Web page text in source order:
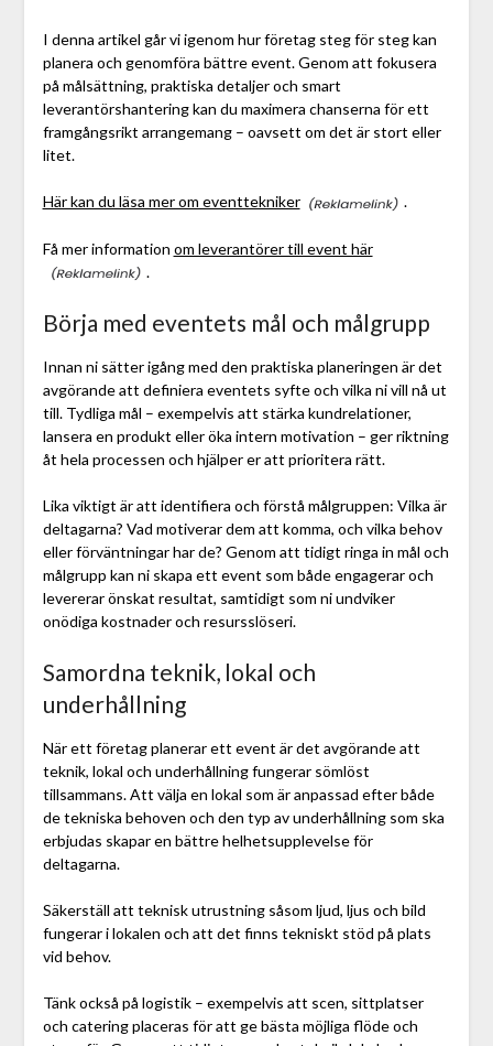
I denna artikel går vi igenom hur företag steg för steg kan
planera och genomföra bättre event. Genom att fokusera
på målsättning, praktiska detaljer och smart
leverantörshantering kan du maximera chanserna för ett
framgångsrikt arrangemang – oavsett om det är stort eller
litet.
Här kan du läsa mer om eventtekniker .
Få mer information om leverantörer till event här
.
Börja med eventets mål och målgrupp
Innan ni sätter igång med den praktiska planeringen är det
avgörande att definiera eventets syfte och vilka ni vill nå ut
till. Tydliga mål – exempelvis att stärka kundrelationer,
lansera en produkt eller öka intern motivation – ger riktning
åt hela processen och hjälper er att prioritera rätt.
Lika viktigt är att identifiera och förstå målgruppen: Vilka är
deltagarna? Vad motiverar dem att komma, och vilka behov
eller förväntningar har de? Genom att tidigt ringa in mål och
målgrupp kan ni skapa ett event som både engagerar och
levererar önskat resultat, samtidigt som ni undviker
onödiga kostnader och resursslöseri.
Samordna teknik, lokal och
underhållning
När ett företag planerar ett event är det avgörande att
teknik, lokal och underhållning fungerar sömlöst
tillsammans. Att välja en lokal som är anpassad efter både
de tekniska behoven och den typ av underhållning som ska
erbjudas skapar en bättre helhetsupplevelse för
deltagarna.
Säkerställ att teknisk utrustning såsom ljud, ljus och bild
fungerar i lokalen och att det finns tekniskt stöd på plats
vid behov.
Tänk också på logistik – exempelvis att scen, sittplatser
och catering placeras för att ge bästa möjliga flöde och